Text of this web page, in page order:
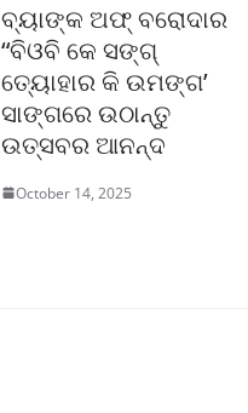
ବ୍ୟାଙ୍କ ଅଫ୍ ବରୋଦାର
“ବିଓବି କେ ସଙ୍ଗ୍
ତ୍ୟୋହାର କି ଉମଙ୍ଗ’
ସାଙ୍ଗରେ ଉଠାନ୍ତୁ
ଉତ୍ସବର ଆନନ୍ଦ
October 14, 2025